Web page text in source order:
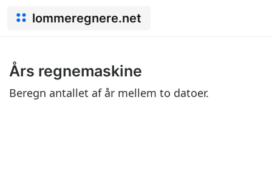
lommeregnere.net
Års regnemaskine
Beregn antallet af år mellem to datoer.